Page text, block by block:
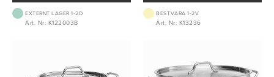
EXTERNT LAGER 1-2D
Art. Nr: K122003B
BEST.VARA 1-2V
Art. Nr: K13236